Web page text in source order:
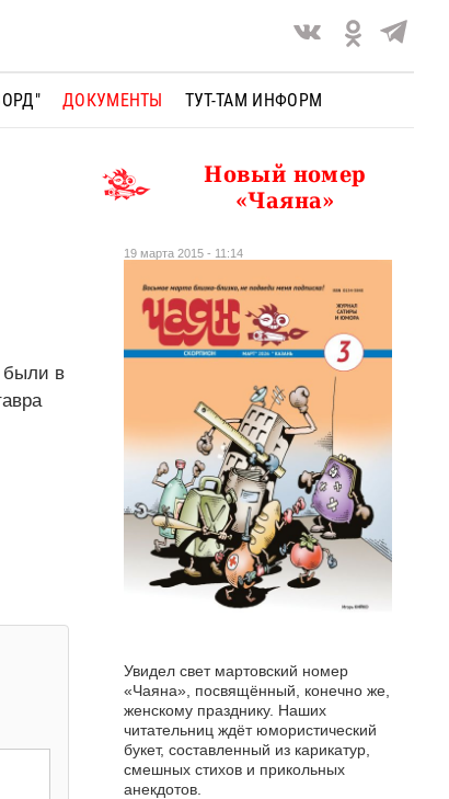
ДОКУМЕНТЫ ТУТ-ТАМ ИНФОРМ
были в
Новый номер
«Чаяна»
19 марта 2015 - 11:14
Увидел свет мартовский номер
«Чаяна», посвящённый, конечно же,
женскому празднику. Наших
читательниц ждёт юмористический
букет, составленный из карикатур,
смешных стихов и прикольных
анекдотов.